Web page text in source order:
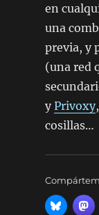
en
una
previa, y
(una red
yPrivoxy
cosillas…